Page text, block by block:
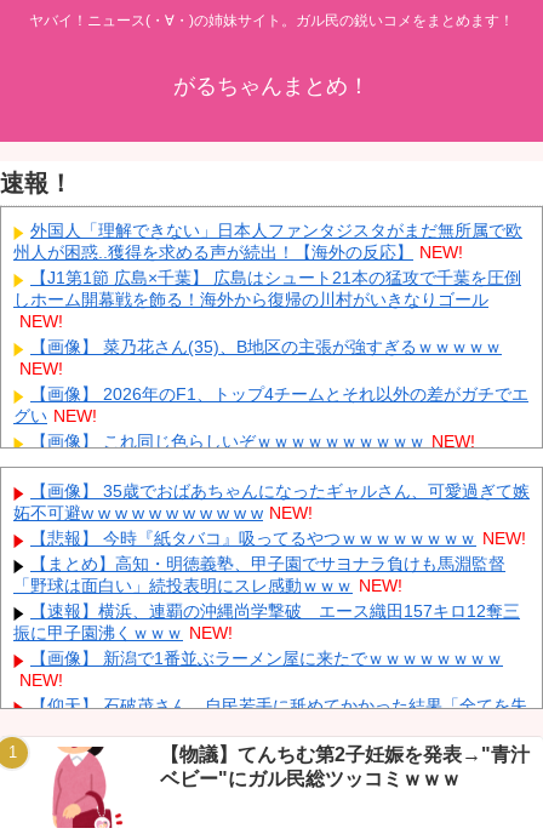
ヤバイ！ニュース(・∀・)の姉妹サイト。ガル民の鋭いコメをまとめます！
がるちゃんまとめ！
速報！
外国人「理解できない」日本人ファンタジスタがまだ無所属で欧
州人が困惑..獲得を求める声が続出！【海外の反応】
NEW!
【J1第1節 広島×千葉】 広島はシュート21本の猛攻で千葉を圧倒
しホーム開幕戦を飾る！海外から復帰の川村がいきなりゴール
NEW!
【画像】 菜乃花さん(35)、B地区の主張が強すぎるｗｗｗｗｗ
NEW!
【画像】 2026年のF1、トップ4チームとそれ以外の差がガチでエ
グい NEW!
【画像】 これ同じ色らしいぞｗｗｗｗｗｗｗｗｗｗ NEW!
【熊本被災地入り】 元れいわの奥田ふみよ、参議院防災服でお食
事楽しむ写真投稿「同席者は笑顔にサムズアップ」
NEW!
「宝くじの1番賢い買い方」←これ NEW!
【悲報】 メディアが使う主語デカ言葉の正体、ガチでこれだった
ｗｗｗｗ NEW!
【画像】 電車ってこうした方が快適じゃね？ NEW!
K-POPアイドルの約半数が3年後には姿を消す…損益分岐点突破
は4％未満 NEW!
Powered by livedoor 相互RSS
【画像】 35歳でおばあちゃんになったギャルさん、可愛過ぎて嫉
妬不可避w w w w w w w w w w w NEW!
【悲報】 今時『紙タバコ』吸ってるやつｗｗｗｗｗｗｗｗ NEW!
【まとめ】高知・明徳義塾、甲子園でサヨナラ負けも馬淵監督
「野球は面白い」続投表明にスレ感動ｗｗｗ NEW!
【速報】横浜、連覇の沖縄尚学撃破 エース織田157キロ12奪三
振に甲子園沸くｗｗｗ NEW!
【画像】 新潟で1番並ぶラーメン屋に来たでｗｗｗｗｗｗｗｗ
NEW!
【仰天】 石破茂さん、自民若手に舐めてかかった結果「全てを失
江別リンチ犯「立って謝罪は本気じゃない」 裁判官「ほな裁判で
土下座してないキミは本気じゃないな」 NEW!
【悲報】世帯年収1000万の共働き夫婦、都内マイホームで理想崩
壊→+民「それ負け組だろｗｗｗ」
【物議】てんちむ第2子妊娠を発表→"青汁
ベビー"にガル民総ツッコミｗｗｗ